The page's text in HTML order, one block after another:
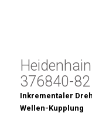
376840-82
Inkrementaler
Wellen-Kupplung